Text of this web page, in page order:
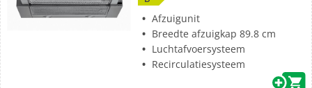
Afzuigunit
Breedte afzuigkap 89.8 cm
Luchtafvoersysteem
Recirculatiesysteem